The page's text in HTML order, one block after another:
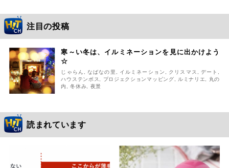
注目の投稿
寒～い冬は、イルミネーションを見に出かけよう
☆
じゃらん ,なばなの里 , イルミネーション , クリスマス , デート ,
ハウステンボス, プロジェクションマッピング, ルミナリエ,
丸の
内 ,冬休み, 夜景
読まれています